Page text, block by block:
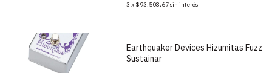
3 x $93.508,67sin interés
Earthquaker Devices Hizumitas Fuzz
Sustainar